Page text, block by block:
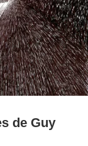
de Guy